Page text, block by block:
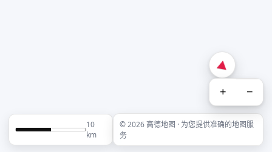
+ −
10
km
© 2026 高德地图 · 为您提供准确的地图服
务